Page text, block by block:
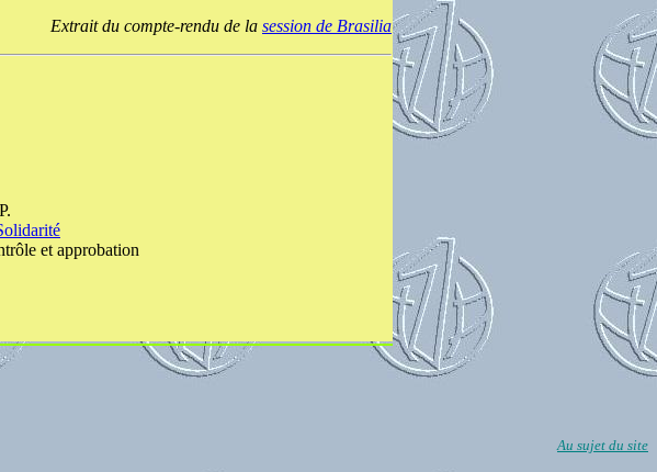
Extrait du compte-rendu de la session de Brasilia
et approbation
Au sujet du site